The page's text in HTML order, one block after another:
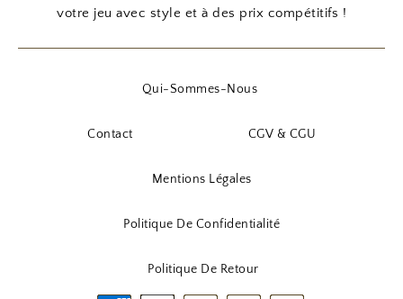
votre jeu avec style et à des prix compétitifs !
Qui-Sommes-Nous
Contact CGV & CGU
Mentions Légales
Politique De Confidentialité
Politique De Retour